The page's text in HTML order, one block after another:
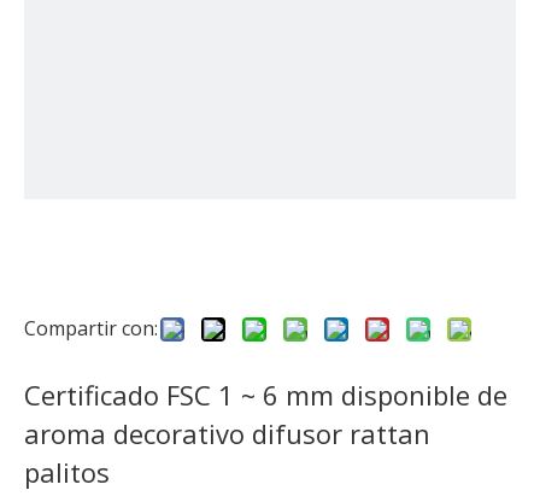
Compartir con:
Certificado FSC 1 ~ 6 mm disponible de
aroma decorativo difusor rattan
palitos